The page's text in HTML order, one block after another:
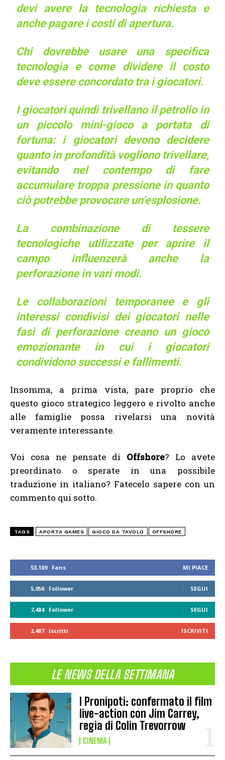
53,189 Fans MI PIACE
5,056 Follower SEGUI
7,484 Follower SEGUI
2,487 Iscritti ISCRIVITI
LE NEWS DELLA SETTIMANA
I Pronipoti: confermato il film
live-action con Jim Carrey,
regia di Colin Trevorrow
CINEMA
devi avere la tecnologia richiesta e
anche pagare i costi di apertura.
Chi dovrebbe usare una specifica
tecnologia e come dividere il costo
deve essere concordato tra i giocatori.
I giocatori quindi trivellano il petrolio in
un piccolo mini-gioco a portata di
fortuna: i giocatori devono decidere
quanto in profondità vogliono trivellare,
evitando nel contempo di fare
accumulare troppa pressione in quanto
ciò potrebbe provocare un’esplosione.
La combinazione di tessere
tecnologiche utilizzate per aprire il
campo influenzerà anche la
perforazione in vari modi.
Le collaborazioni temporanee e gli
interessi condivisi dei giocatori nelle
fasi di perforazione creano un gioco
emozionante in cui i giocatori
condividono successi e fallimenti.
Insomma, a prima vista, pare proprio che
questo gioco strategico leggero e rivolto anche
alle famiglie possa rivelarsi una novità
veramente interessante.
Voi cosa ne pensate di Offshore? Lo avete
preordinato o sperate in una possibile
traduzione in italiano? Fatecelo sapere con un
commento qui sotto.
TAGS APORTA GAMES GIOCO DA TAVOLO OFFSHORE